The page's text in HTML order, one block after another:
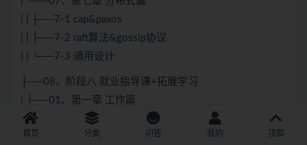
| | ├──7-1 cap&paxos
| | ├──7-2 raft算法&gossip协议
| | └──7-3 通用设计
├──08、阶段八 就业指导课+拓展学习
| ├──01、第一章 工作篇
| | └──工作篇.mp4 120.12M
| ├──02、第二章 Java市场篇
首页 分类 问答 我的 顶部